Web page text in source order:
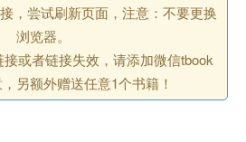
，尝试刷新页面，注意：不要更换
浏览器。
或者链接失效，请添加微信tbook
另额外赠送任意1个书籍！